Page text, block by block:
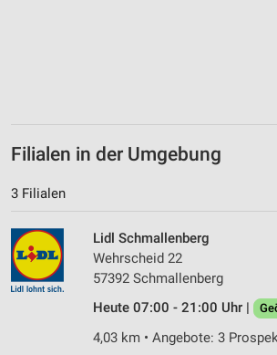
Filialen in der Umgebung
3 Filialen
Lidl Schmallenberg
Wehrscheid 22
57392 Schmallenberg
Heute 07:00 - 21:00 Uhr |
4,03 km • Angebote: 3
Werbung